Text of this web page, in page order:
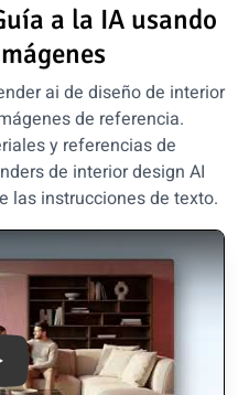
a la IA usando
ai de diseño de interior
de referencia.
y referencias de
de interior design AI
las instrucciones de texto.
sketches into